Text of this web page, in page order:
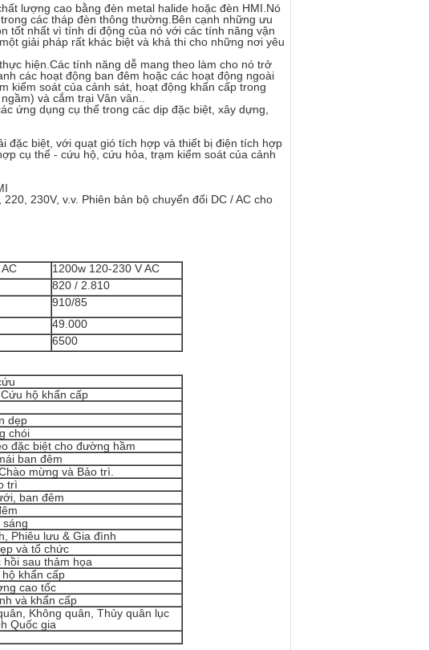
lượng cao bằng đèn metal halide hoặc đèn HMI.Nó
các tháp đèn thông thường.Bên cạnh những ưu
tốt nhất vì tính di động của nó với các tính năng vận
giải pháp rất khác biệt và khả thi cho những nơi yêu
hiện.Các tính năng dễ mang theo làm cho nó trở
các hoạt động ban đêm hoặc các hoạt động ngoài
kiểm soát của cảnh sát, hoạt động khẩn cấp trong
và cắm trại Vân vân..
ứng dụng cụ thể trong các dịp đặc biệt, xây dựng,
đặc biệt, với quạt gió tích hợp và thiết bị điện tích hợp
cụ thể - cứu hộ, cứu hỏa, trạm kiểm soát của cảnh
230V, v.v. Phiên bản bộ chuyển đổi DC / AC cho
1200w 120-230 V AC
820 / 2.810
910/85
49.000
6500
hộ khẩn cấp
dẹp
chói
đặc biệt cho đường hầm
ban đêm
mừng và Bảo trì.
trì
ban đêm
sáng
Phiêu lưu & Gia đình
và tổ chức
hồi sau thảm họa
khẩn cấp
cao tốc
và khẩn cấp
Không quân, Thủy quân lục
Quốc gia